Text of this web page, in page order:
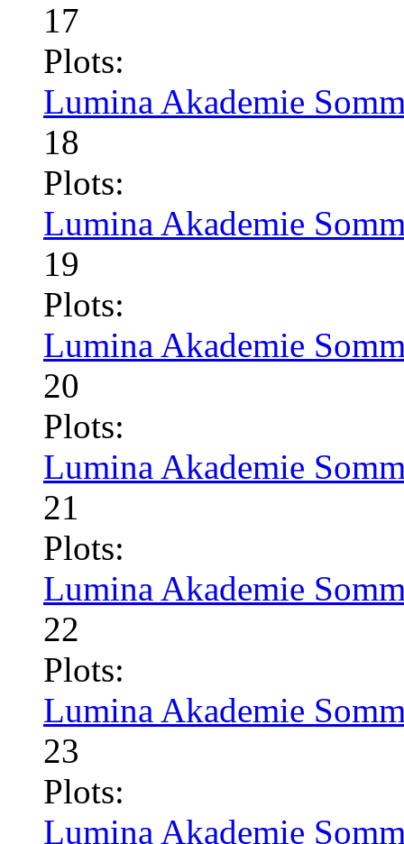
17
Plots:
Lumina Akademie
18
Plots:
Lumina Akademie
19
Plots:
Lumina Akademie
20
Plots:
Lumina Akademie
21
Plots:
Lumina Akademie
22
Plots:
Lumina Akademie
23
Plots:
Lumina Akademie